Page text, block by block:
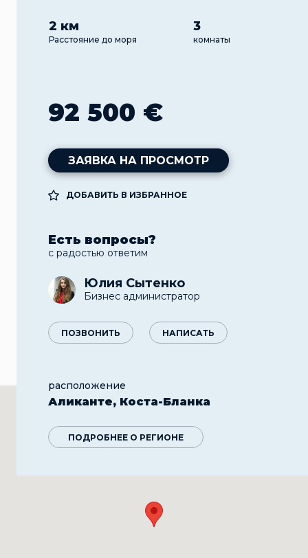
2 км
Расстояние до моря
3
комнаты
92 500 €
ЗАЯВКА НА ПРОСМОТР
ДОБАВИТЬ В ИЗБРАННОЕ
Есть вопросы?
с радостью ответим
Юлия Сытенко
Бизнес администратор
ПОЗВОНИТЬ НАПИСАТЬ
расположение
Аликанте, Коста-Бланка
ПОДРОБНЕЕ О РЕГИОНЕ